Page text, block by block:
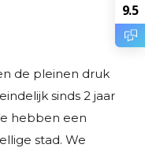
de pleinen druk
sinds 2 jaar
hebben een
stad. We
9.5